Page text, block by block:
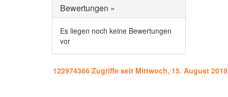
Bewertungen »
Es liegen noch keine Bewertungen
vor
122974366 Zugriffe seit Mittwoch, 15. August 2018